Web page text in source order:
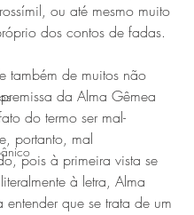
ou até mesmo muito
dos contos de fadas.
também de muitos não
da Alma Gêmea
do termo ser mal-
portanto, mal
pois à primeira vista se
à letra, Alma
que se trata de um